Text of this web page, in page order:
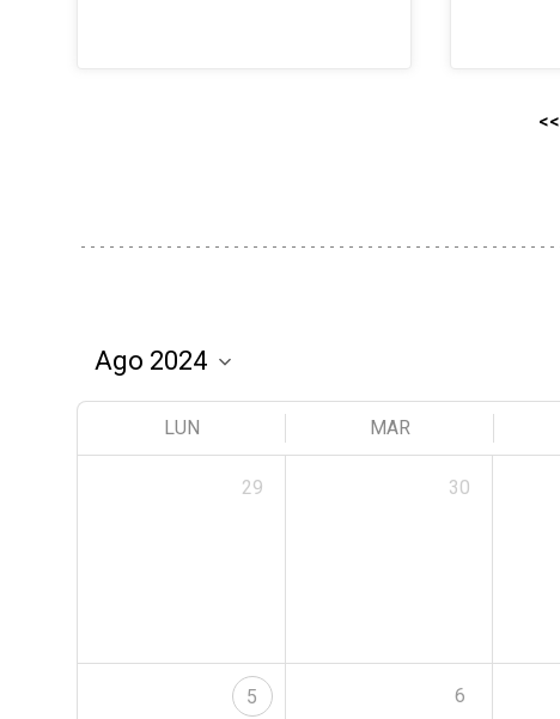
<<
LUN MAR
29 30
5 6